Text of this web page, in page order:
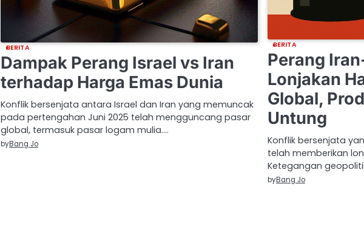
BERITA
Dampak Perang Israel vs Iran
terhadap Harga Emas Dunia
Konflik bersenjata antara Israel dan Iran yang memuncak
pada pertengahan Juni 2025 telah mengguncang pasar
global, termasuk pasar logam mulia.…
byBang Jo
BERITA
Perang
Lonjakan
Global,
Untung
Konflik bersenjata
telah memberikan
Ketegangan
byBang Jo